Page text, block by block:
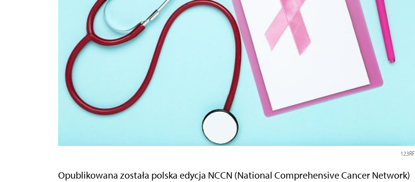
123RF
Opublikowana została polska edycja NCCN (National Comprehensive Cancer Network)